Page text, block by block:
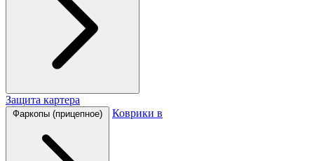
Защита картера
Фаркопы (прицепное) Коврики в